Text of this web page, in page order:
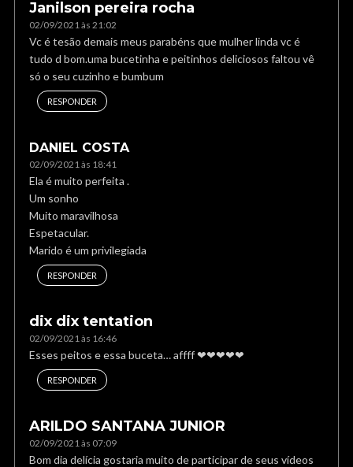
Janilson pereira rocha
02/09/2021 às 21:02
Vc é tesão demais meus parabéns que mulher linda vc é
tudo d bom.uma bucetinha e peitinhos deliciosos faltou vê
só o seu cuzinho e bumbum
RESPONDER
DANIEL COSTA
02/09/2021 às 18:41
Ela é muito perfeita .
Um sonho
Muito maravilhosa
Espetacular.
Marido é um privilegiada
RESPONDER
dix dix tentation
02/09/2021 às 16:46
Esses peitos e essa buceta… affff ❤❤❤❤❤
RESPONDER
ARILDO SANTANA JUNIOR
02/09/2021 às 07:09
Bom dia delícia gostaria muito de participar de seus vídeos